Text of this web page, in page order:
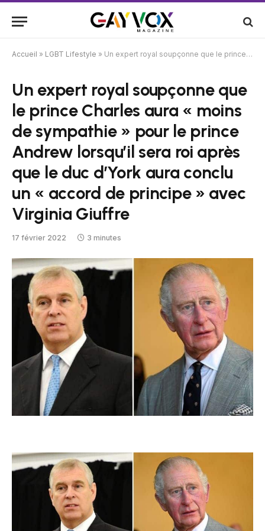
Accueil » LGBT Lifestyle » Un expert royal soupçonne que le prince Charles aura « moins de sympathie » pour le prince Andrew lorsqu’il sera roi après que le duc d’York aura conclu un « accord de principe » avec Virginia Giuffre
Un expert royal soupçonne que
le prince Charles aura « moins
de sympathie » pour le prince
Andrew lorsqu’il sera roi après
que le duc d’York aura conclu
un « accord de principe » avec
Virginia Giuffre
17 février 2022 3 minutes